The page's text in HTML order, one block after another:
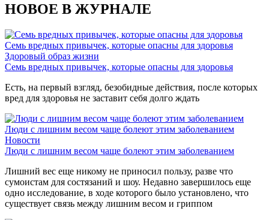
НОВОЕ В ЖУРНАЛЕ
Семь вредных привычек, которые опасны для здоровья
Здоровый образ жизни
Семь вредных привычек, которые опасны для здоровья
Есть, на первый взгляд, безобидные действия, после которых
вред для здоровья не заставит себя долго ждать
Люди с лишним весом чаще болеют этим заболеванием
Новости
Люди с лишним весом чаще болеют этим заболеванием
Лишний вес еще никому не приносил пользу, разве что
сумоистам для состязаний и шоу. Недавно завершилось еще
одно исследование, в ходе которого было установлено, что
существует связь между лишним весом и гриппом